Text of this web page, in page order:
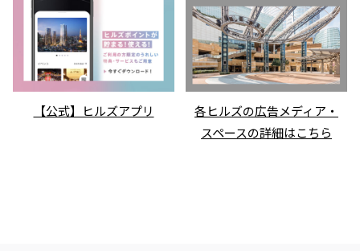
【公式】ヒルズアプリ
各ヒルズの広告メディア・
スペースの詳細はこちら